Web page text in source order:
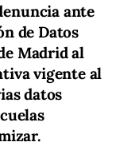
ante
de Datos
Madrid al
vigente al
datos